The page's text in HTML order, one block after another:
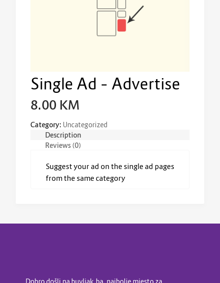
Single Ad – Advertise
8.00 KM
Category: Uncategorized
Description
Reviews (0)
Suggest your ad on the single ad pages
from the same category
Dobro došli na buvljak.ba, najbolje mjesto za